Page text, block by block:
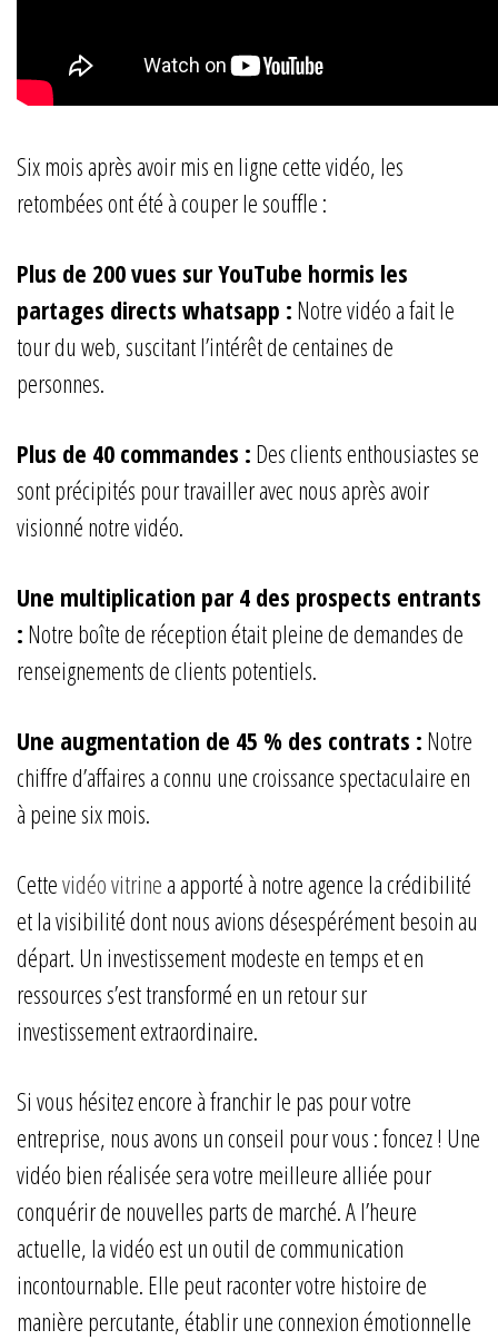
Six mois après avoir mis en ligne cette vidéo, les
retombées ont été à couper le souffle :
Plus de 200 vues sur YouTube hormis les
partages directs whatsapp : Notre vidéo a fait le
tour du web, suscitant l’intérêt de centaines de
personnes.
Plus de 40 commandes : Des clients enthousiastes se
sont précipités pour travailler avec nous après avoir
visionné notre vidéo.
Une multiplication par 4 des prospects entrants
: Notre boîte de réception était pleine de demandes de
renseignements de clients potentiels.
Une augmentation de 45 % des contrats : Notre
chiffre d’affaires a connu une croissance spectaculaire en
à peine six mois.
Cettevidéo vitrine a apporté à notre agence la crédibilité
et la visibilité dont nous avions désespérément besoin au
départ. Un investissement modeste en temps et en
ressources s’est transformé en un retour sur
investissement extraordinaire.
Si vous hésitez encore à franchir le pas pour votre
entreprise, nous avons un conseil pour vous : foncez ! Une
vidéo bien réalisée sera votre meilleure alliée pour
conquérir de nouvelles parts de marché. A l’heure
actuelle, la vidéo est un outil de communication
incontournable. Elle peut raconter votre histoire de
manière percutante, établir une connexion émotionnelle